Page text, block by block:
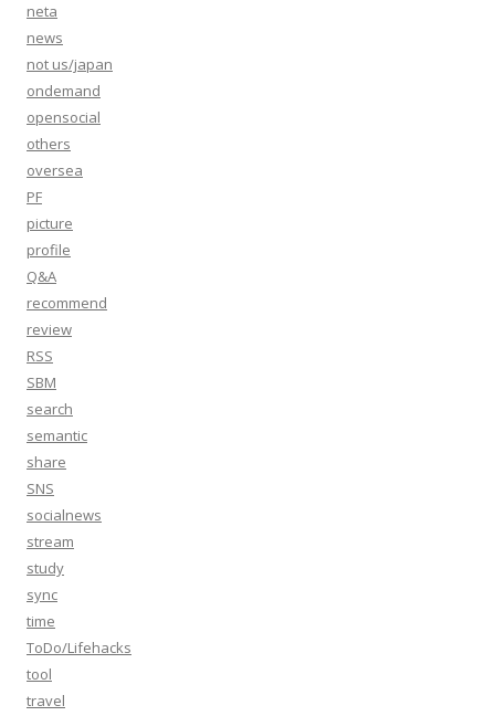
neta
news
not us/japan
ondemand
opensocial
others
oversea
PF
picture
profile
Q&A
recommend
review
RSS
SBM
search
semantic
share
SNS
socialnews
stream
study
sync
time
ToDo/Lifehacks
tool
travel